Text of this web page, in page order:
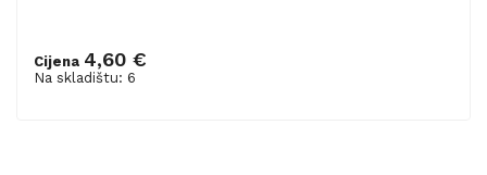
Cijena 4,60 €
Na skladištu: 6
Dodaj u košaricu